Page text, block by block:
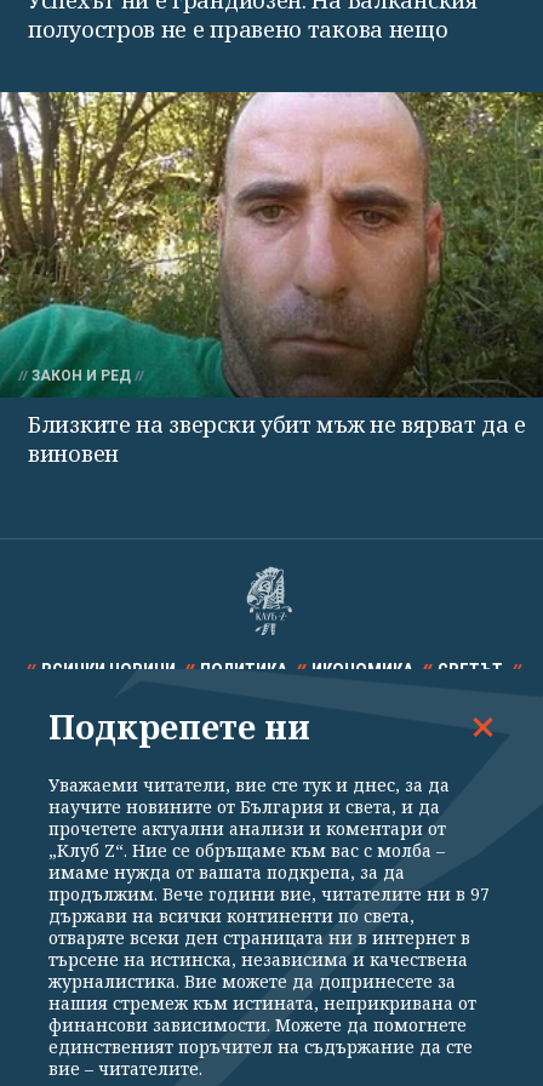
полуостров не е правено такова нещо
ЗАКОН И РЕД
Близките на зверски убит мъж не вярват да е
виновен
ВСИЧКИ НОВИНИ ПОЛИТИКА ИКОНОМИКА СВЕТЪТ
СПОРТ КУЛТУРА ТЕХНОЛОГИИ КАЛЕЙДОСКОП
Общи условия
Политика за поверителност
Реклама
Партньори Контакти
За Клуб Z
Екип
Подкрепете ни
Издател на www.clubz.bg е „Клуб Зебра Медия“ ЕООД, София, ул. "Алеко
Константинов" 3. Всички права запазени 2026 „Клуб Зебра Медия“
Подкрепете ни
Уважаеми читатели, вие сте тук и днес, за да
научите новините от България и света, и да
прочетете актуални анализи и коментари от
„Клуб Z“. Ние се обръщаме към вас с молба –
имаме нужда от вашата подкрепа, за да
продължим. Вече години вие, читателите ни в 97
държави на всички континенти по света,
отваряте всеки ден страницата ни в интернет в
търсене на истинска, независима и качествена
журналистика. Вие можете да допринесете за
нашия стремеж към истината, неприкривана от
финансови зависимости. Можете да помогнете
единственият поръчител на съдържание да сте
вие – читателите.